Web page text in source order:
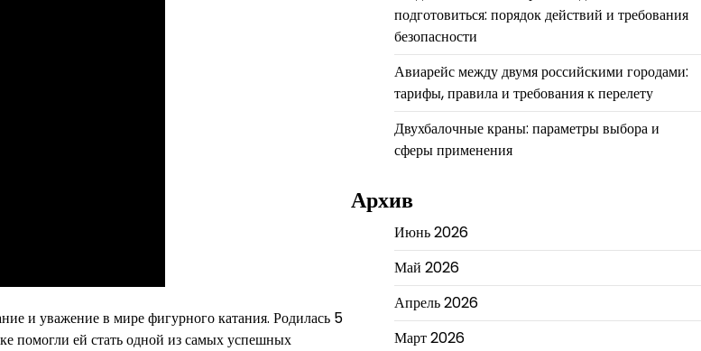
и уважение в мире фигурного катания. Родилась 5
помогли ей стать одной из самых успешных
подготовиться: порядок действий и требования
безопасности
Авиарейс между двумя российскими городами:
тарифы, правила и требования к перелету
Двухбалочные краны: параметры выбора и
сферы применения
Архив
Июнь 2026
Май 2026
Апрель 2026
Март 2026